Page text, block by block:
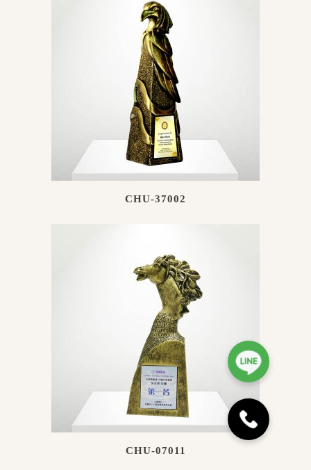
CHU-37002
CHU-07011